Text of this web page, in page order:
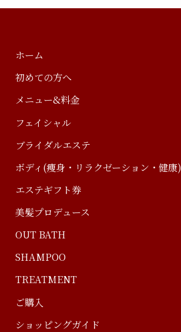
ホーム
初めての方へ
メニュー&料金
フェイシャル
ブライダルエステ
ボディ(痩身・リラクゼーション・健康)
エステギフト券
美髪プロデュース
OUT BATH
SHAMPOO
TREATMENT
ご購入
ショッピングガイド